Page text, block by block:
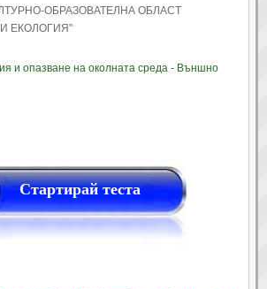
ОБРАЗОВАТЕЛНА ОБЛАСТ
ЕКОЛОГИЯ"
и опазване на околната среда - Външно
Стартирай теста